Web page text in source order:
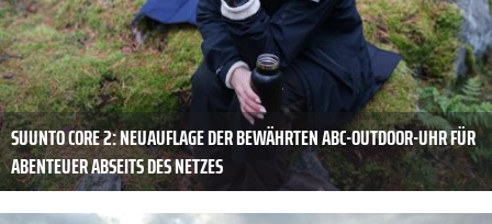
SUUNTO CORE 2: NEUAUFLAGE DER BEWÄHRTEN ABC-OUTDOOR-UHR FÜR
ABENTEUER ABSEITS DES NETZES